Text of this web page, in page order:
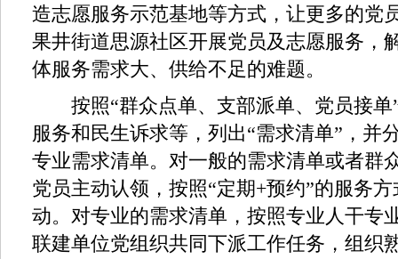
造志愿服务示范基地等方式，让更多的党
果井街道思源社区开展党员及志愿服务，
体服务需求大、供给不足的难题。
按照“群众点单、支部派单、党员接单
服务和民生诉求等，列出“需求清单”，并
专业需求清单。对一般的需求清单或者群
党员主动认领，按照“定期+预约”的服务
动。对专业的需求清单，按照专业人干专
联建单位党组织共同下派工作任务，组织